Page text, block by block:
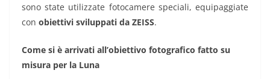
sono state utilizzate fotocamere speciali, equipaggiate
con obiettivi sviluppati da ZEISS.
Come si è arrivati all’obiettivo fotografico fatto su
misura per la Luna